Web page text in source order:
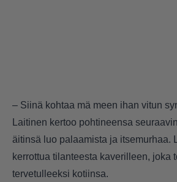
– Siinä kohtaa mä meen ihan vitun
Laitinen kertoo pohtineensa
äitinsä luo palaamista ja itsemurhaa.
kerrottua tilanteesta kaverilleen, joka
tervetulleeksi kotiinsa.